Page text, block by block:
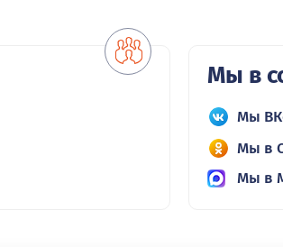
Мы в
Мы
Мы в
Мы в